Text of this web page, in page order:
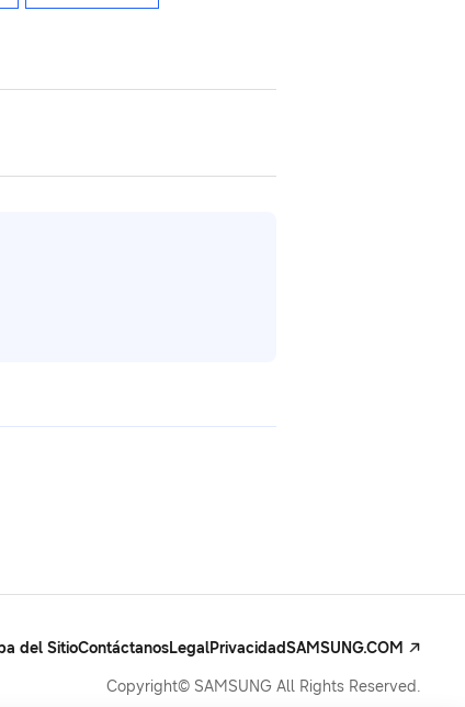
del SitioContáctanosLegalPrivacidadSAMSUNG.COM
Copyright© SAMSUNG All Rights Reserved.